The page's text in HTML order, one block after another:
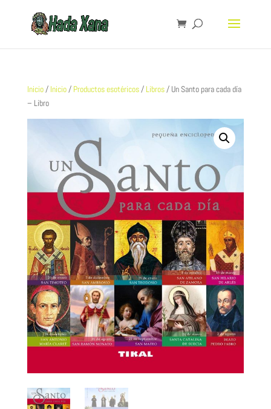
Inicio/ Inicio/ Productos esotéricos/ Libros/ Un Santo para cada día
– Libro